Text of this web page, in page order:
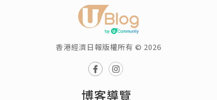
香港經濟日報版權所有 © 2026
博客導覽